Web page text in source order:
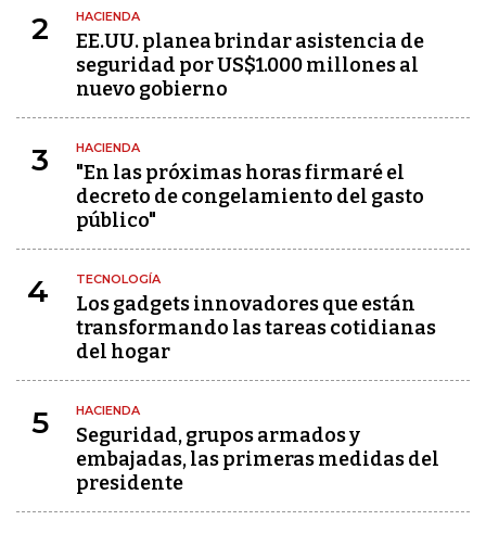
2 HACIENDA
EE.UU. planea brindar asistencia de
seguridad por US$1.000 millones al
nuevo gobierno
3 HACIENDA
"En las próximas horas firmaré el
decreto de congelamiento del gasto
público"
4 TECNOLOGÍA
Los gadgets innovadores que están
transformando las tareas cotidianas
del hogar
5 HACIENDA
Seguridad, grupos armados y
embajadas, las primeras medidas del
presidente